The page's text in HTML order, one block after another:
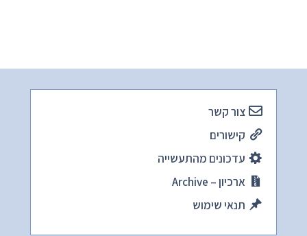
צור קשר
קישורים
עדכונים מהתעשייה
ארכיון – Archive
תנאי שימוש